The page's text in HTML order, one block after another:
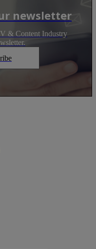
newsletter
& Content Industry